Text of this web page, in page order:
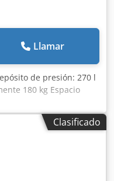
Llamar
de presión: 270 l
180 kg Espacio
600 x 1270 mm
Akbea
400 V El UWM 7.5 /
para mantener una
Clasificado